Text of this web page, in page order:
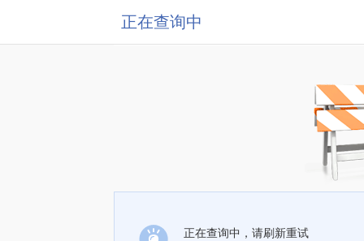
正在查询中
正在查询中，请刷新重试